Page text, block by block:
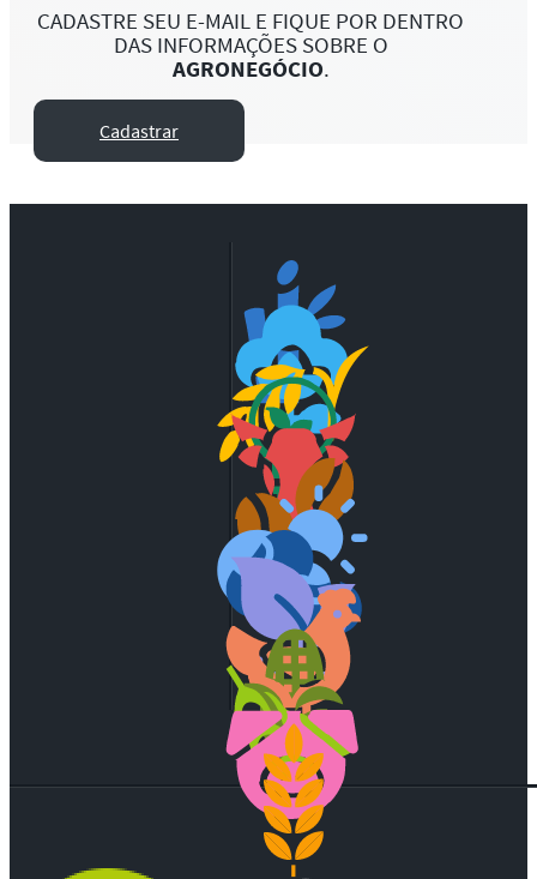
CADASTRE SEU E-MAIL E FIQUE POR DENTRO
DAS INFORMAÇÕES SOBRE O
AGRONEGÓCIO.
Cadastrar